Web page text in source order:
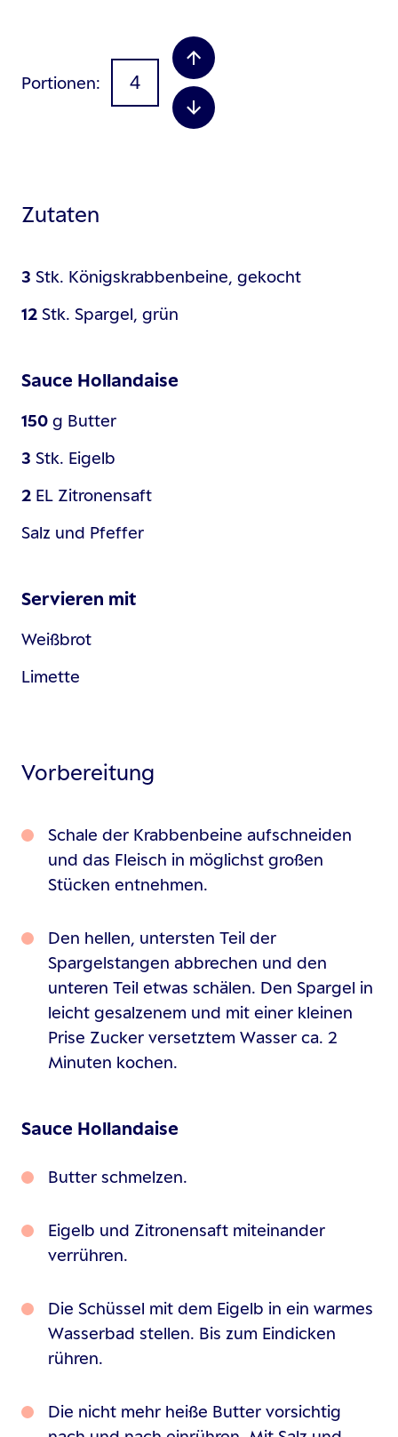
Portionen
Zutaten
3 Stk. Königskrabbenbeine, gekocht
12 Stk. Spargel, grün
Sauce Hollandaise
150 g Butter
3 Stk. Eigelb
2 EL Zitronensaft
Salz und Pfeffer
Servieren mit
Weißbrot
Limette
Vorbereitung
Schale der Krabbenbeine aufschneiden
und das Fleisch in möglichst großen
Stücken entnehmen.
Den hellen, untersten Teil der
Spargelstangen abbrechen und den
unteren Teil etwas schälen. Den Spargel in
leicht gesalzenem und mit einer kleinen
Prise Zucker versetztem Wasser ca. 2
Minuten kochen.
Sauce Hollandaise
Butter schmelzen.
Eigelb und Zitronensaft miteinander
verrühren.
Die Schüssel mit dem Eigelb in ein warmes
Wasserbad stellen. Bis zum Eindicken
rühren.
Die nicht mehr heiße Butter vorsichtig